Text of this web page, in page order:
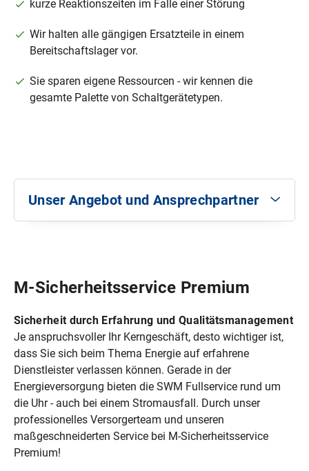
kurze Reaktionszeiten im Falle einer Störung
Wir halten alle gängigen Ersatzteile in einem
Bereitschaftslager vor.
Sie sparen eigene Ressourcen - wir kennen die
gesamte Palette von Schaltgerätetypen.
Unser Angebot und Ansprechpartner
Unser Angebot
Neubau
Wartung
Inspektion
Diagnose
Instandsetzung
M-Sicherheitsservice Premium
Sicherheit durch Erfahrung und Qualitätsmanagement
Je anspruchsvoller Ihr Kerngeschäft, desto wichtiger ist,
dass Sie sich beim Thema Energie auf erfahrene
Dienstleister verlassen können. Gerade in der
Energieversorgung bieten die SWM Fullservice rund um
die Uhr - auch bei einem Stromausfall. Durch unser
professionelles Versorgerteam und unseren
maßgeschneiderten Service bei M-Sicherheitsservice
Premium!